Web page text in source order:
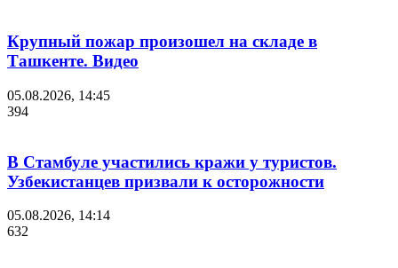
Крупный пожар произошел на складе в
Ташкенте. Видео
05.08.2026, 14:45
394
В Стамбуле участились кражи у туристов.
Узбекистанцев призвали к осторожности
05.08.2026, 14:14
632